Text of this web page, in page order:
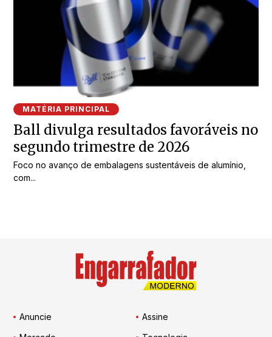
MATÉRIA PRINCIPAL
Ball divulga resultados favoráveis no
segundo trimestre de 2026
Foco no avanço de embalagens sustentáveis de alumínio,
com...
Anuncie
Assine